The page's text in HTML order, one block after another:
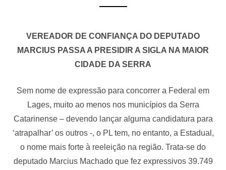
VEREADOR DE CONFIANÇA DO DEPUTADO
MARCIUS PASSA A PRESIDIR A SIGLA NA MAIOR
CIDADE DA SERRA
Sem nome de expressão para concorrer a Federal em
Lages, muito ao menos nos municípios da Serra
Catarinense – devendo lançar alguma candidatura para
‘atrapalhar’ os outros -, o PL tem, no entanto, a Estadual,
o nome mais forte à reeleição na região. Trata-se do
deputado Marcius Machado que fez expressivos 39.749